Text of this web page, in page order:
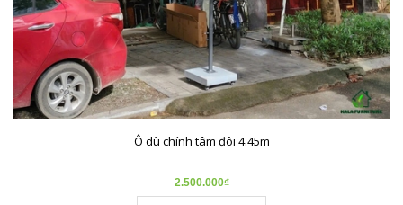
Ô dù chính tâm đôi 4.45m
2.500.000₫